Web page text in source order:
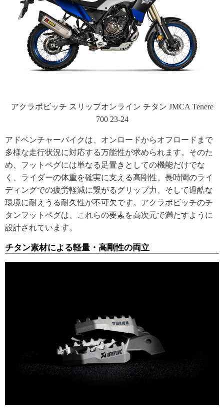
アクラポビッチ スリップオンライン チタン JMCA Tenere
700 23-24
アドベンチャーバイクは、オンロードからオフロードまで
多様な走行状況に対応する万能性が求められます。そのた
め、フットペグには単なる足置きとしての機能だけでな
く、ライダーの体重を確実に支える高剛性、長時間のライ
ディングでの疲労軽減に繋がるグリップ力、そして過酷な
環境に耐えうる耐久性が不可欠です。アクラポビッチのチ
タンフットペグは、これらの要素を高次元で満たすように
設計されています。
チタン素材による軽量・高剛性の両立